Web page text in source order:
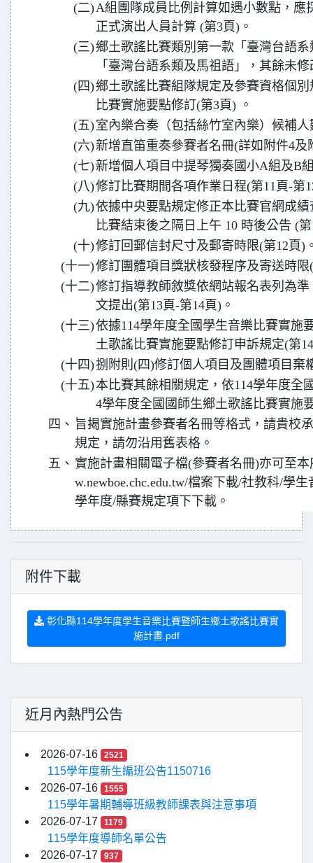
(二)A組團隊成員比例計算如遇小數點，應
正式演出人員計算 (第3頁)。
(三)鄉土歌謠比賽類別第一款「臺灣台語
「臺灣台語系類及馬祖語」，其餘未
(四)鄉土歌謠比賽組隊規定及參賽資格個
比賽實施要點修訂(第3頁) 。
(五)室內樂合奏（包括絲竹室內樂）候補
(六)新增直笛重奏參賽者名冊(詳如附件4及
(七)新增個人項目中提琴獨奏國小A組及B
(八)修訂比賽期間各項作業日程(第11頁-第
(九)依據中央要點規定修正本比賽官網成
比賽結束後之隔日上午 10 時後公告 (
(十)修訂回郵信封尺寸及郵寄時限(第12頁)
(十一)修訂團體項目獎狀核發程序及寄送時限
(十二)修訂指導教師敘獎依網站報名表列為
文提出(第13頁-第14頁)。
(十三)依據114學年度全國學生音樂比賽實施
土歌謠比賽實施要點修訂申訴規定(第
(十四)捌附則(四)修訂個人項目及團體項目棄
(十五)本比賽其餘相關規定，依114學年度全
4學年度全國國師生鄉土歌謠比賽實施
四、 旨揭實施計畫參賽者名冊等格式，請貴校
規定，請勿沿用舊表格。
五、 實施計畫相關電子檔(參賽者名冊)亦可至
w.newboe.chc.edu.tw/檔案下載/社教科/學
學年度/縣賽規定項下下載。
附件下載
彰化縣114學年度學生音樂比賽暨師生鄉土歌謠比賽實
施計畫.pdf
近月內熱門公告
2026-07-16 2521
115學年度新生編班公告1150716
2026-07-16
1555
115學年暑期輔導班級教師課表與注意事項
2026-07-17
1179
115學年度導師名單公告
2026-07-17
937